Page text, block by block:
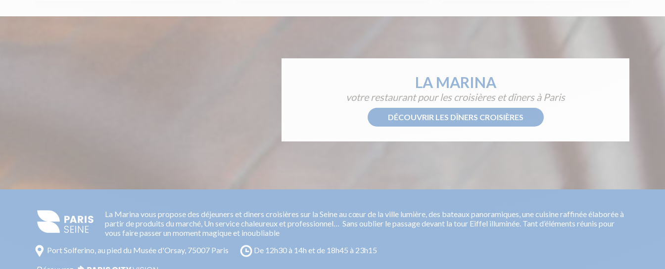
LA MARINA
votre restaurant pour les croisières et dîners à Paris
DÉCOUVRIR LES DÎNERS CROISIÈRES
La Marina vous propose des déjeuners et diners croisières sur la Seine au cœur de la ville lumière, des bateaux panoramiques, une cuisine raffinée élaborée à
partir de produits du marché, Un service chaleureux et professionnel… Sans oublier le passage devant la tour Eiffel illuminée. Tant d’éléments réunis pour
vous faire passer un moment magique et inoubliable
Port Solferino, au pied du Musée d'Orsay, 75007 Paris
De 12h30 à 14h et de 18h45 à 23h15